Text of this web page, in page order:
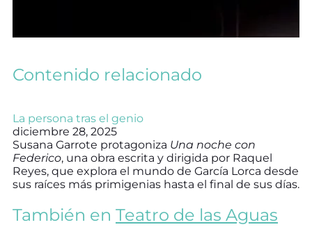
Contenido relacionado
La persona tras el genio
diciembre 28, 2025
Susana Garrote protagoniza Una noche con
Federico, una obra escrita y dirigida por Raquel
Reyes, que explora el mundo de García Lorca desde
sus raíces más primigenias hasta el final de sus días.
También en Teatro de las Aguas